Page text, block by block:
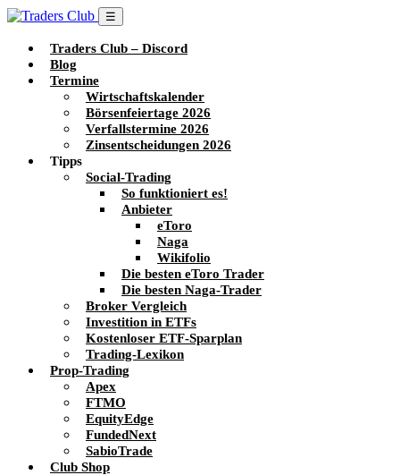
☰
Traders Club – Discord
Blog
Termine
Wirtschaftskalender
Börsenfeiertage 2026
Verfallstermine 2026
Zinsentscheidungen 2026
Tipps
Social-Trading
So funktioniert es!
Anbieter
eToro
Naga
Wikifolio
Die besten eToro Trader
Die besten Naga-Trader
Broker Vergleich
Investition in ETFs
Kostenloser ETF-Sparplan
Trading-Lexikon
Prop-Trading
Apex
FTMO
EquityEdge
FundedNext
SabioTrade
Club Shop